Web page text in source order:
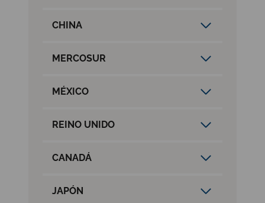
CHINA
MERCOSUR
MÉXICO
REINO UNIDO
CANADÁ
JAPÓN